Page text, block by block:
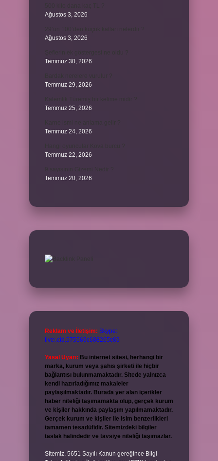
Ağustos 3, 2026
Ağustos 3, 2026
Temmuz 30, 2026
Temmuz 29, 2026
Temmuz 25, 2026
Temmuz 24, 2026
Temmuz 22, 2026
Temmuz 20, 2026
Reklam ve İletişim: Skype:
live:.cid.575569c608265c69
Yasal Uyarı: Bu internet sitesi, herhangi bir
marka, kurum veya şahıs şirketi ile hiçbir
bağlantısı bulunmamaktadır. Sitede yalnızca
kendi hazırladığımız makaleler
paylaşılmaktadır. Burada yer alan içerikler
haber niteliği taşımamakta olup, gerçek kurum
ve kişiler hakkında paylaşım yapılmamaktadır.
Gerçek kurum ve kişiler ile isim benzerlikleri
tamamen tesadüfidir. Sitemizdeki bilgiler
taslak halindedir ve tavsiye niteliği taşımazlar.
Sitemiz, 5651 Sayılı Kanun gereğince Bilgi